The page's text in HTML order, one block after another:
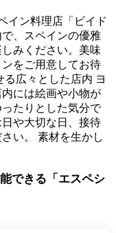
イン料理店「ビイド
、スペインの優雅
みください。美味
をご用意してお待
広々とした店内 ヨ
には絵画や小物が
たりとした気分で
や大切な日、接待
い。 素材を生かし
できる「エスペシ